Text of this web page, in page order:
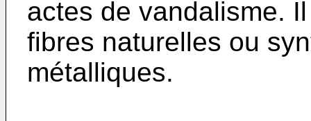
actes de vandalisme.
fibres naturelles ou
métalliques.